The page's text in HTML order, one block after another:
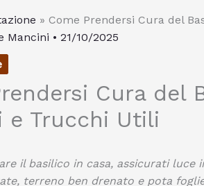
» Come Prendersi Cura del
Mancini • 21/10/2025
Cura del
e Trucchi Utili
il basilico in casa, assicurati luce
terreno ben drenato e pota